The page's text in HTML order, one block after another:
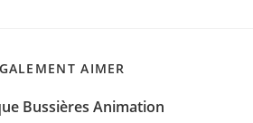
AIMER
Bussières Animation